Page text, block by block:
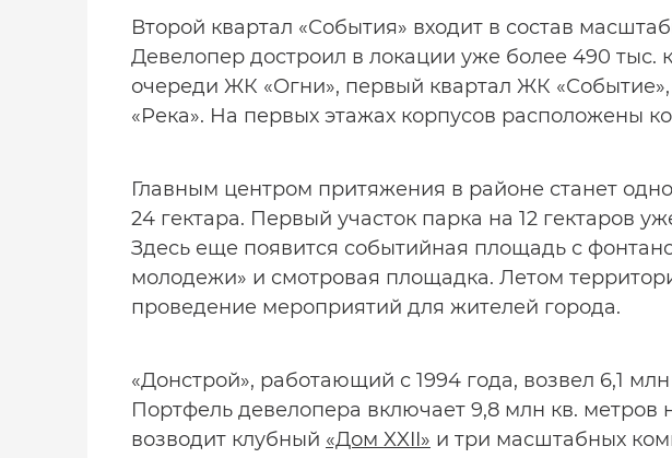
Второй квартал «События» входит в состав
Девелопер достроил в локации уже более 490 тыс.
очереди ЖК «Огни», первый квартал ЖК
«Река». На первых этажах корпусов расположены
Главным центром притяжения в районе станет
24 гектара. Первый участок парка на 12 гектаров
Здесь еще появится событийная площадь с
молодежи» и смотровая площадка. Летом
проведение мероприятий для жителей города.
«Донстрой», работающий с 1994 года, возвел 6,1
Портфель девелопера включает 9,8 млн кв.
возводит клубный «Дом XXII» и три масштабных